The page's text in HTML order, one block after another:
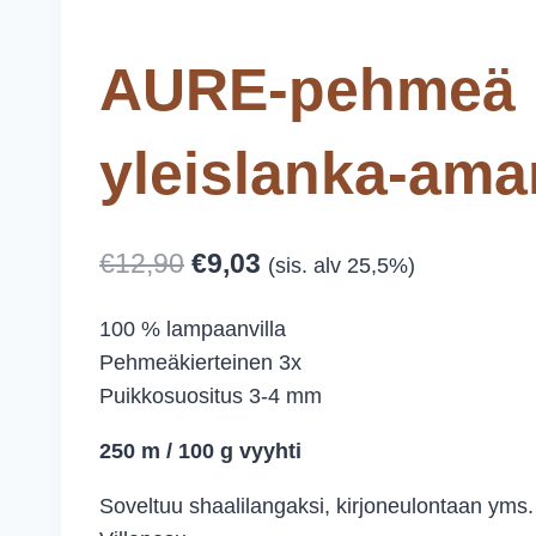
AURE-pehmeä
yleislanka-
€12,90 Alkuperäinen
oli:
€12,90.
€9,03 Nykyinen
on:
€9,03.
(sis. alv 25,5%)
100 % lampaanvilla
Pehmeäkierteinen 3x
Puikkosuositus 3-4 mm
250 m / 100 g vyyhti
Soveltuu shaalilangaksi, kirjoneulontaan yms.